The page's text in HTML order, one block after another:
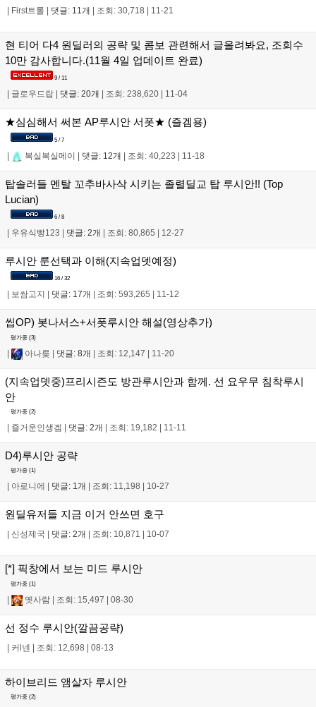
First트롤 댓글: 11개 조회: 30,718 11-21
현 티어 다4 원딜러의 공략 및 콤보 관련해서 글올려봐요, 조회수
10만 감사합니다.(11월 4일 업데이트 완료)
9 / 11
글로우드랍 댓글: 20개 조회: 238,620 11-04
★심심해서 써본 AP루시안 서폿★ (즐겜용)
5 / 7
| 복실복실메이 | 댓글: 12개 | 조회: 40,223 | 11-18
탑솔러들 멘탈 꼬추바사삭 시키는 졸렬딜교 탑 루시안!! (Top
Lucian)
6 / 8
우유식빵123 댓글: 2개 조회: 80,865 12-27
루시안 룬선택과 이해(지속업뎃예정)
16 / 32
보쌈고지 댓글: 17개 조회: 593,265 11-12
씹OP) 봇나서스+서폿루시안 해설(영상추가)
평가중 (3)
| 아나릊 | 댓글: 8개 | 조회: 12,147 | 11-20
(지속업뎃중)프리시즌도 방관루시안과 함께. 선 요우무 침착루시
안
평가중 (2)
즐거운인생겜 댓글: 2개 조회: 19,182 11-11
D4)루시안 공략
평가중 (1)
아로니에 댓글: 1개 조회: 11,198 10-27
원딜유저들 지금 이거 안쓰면 호구
신성제국 댓글: 2개 조회: 10,871 10-07
[*] 픽창에서 보는 미드 루시안
평가중 (1)
| 옛사람 | 조회: 15,497 | 08-30
선 정수 루시안(깔끔공략)
| 커l넨 | 조회: 12,698 | 08-13
하이브리드 앰살자 루시안
평가중 (2)